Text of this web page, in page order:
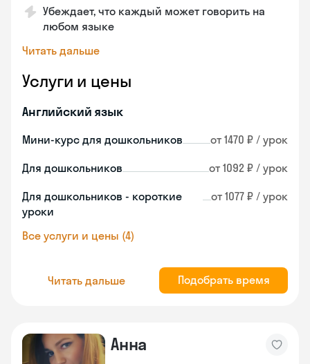
Убеждает, что каждый может говорить на
любом языке
Читать дальше
Услуги и цены
Английский язык
Мини-курс для дошкольников от 1470 ₽ / урок
Для дошкольников от 1092 ₽ / урок
Для дошкольников - короткие
уроки
от 1077 ₽ / урок
Все услуги и цены (4)
Читать дальше Подобрать время
Анна